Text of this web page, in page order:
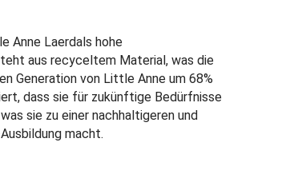
Anne Laerdals hohe
aus recyceltem Material, was die
Generation von Little Anne um 68%
dass sie für zukünftige Bedürfnisse
sie zu einer nachhaltigeren und
macht.